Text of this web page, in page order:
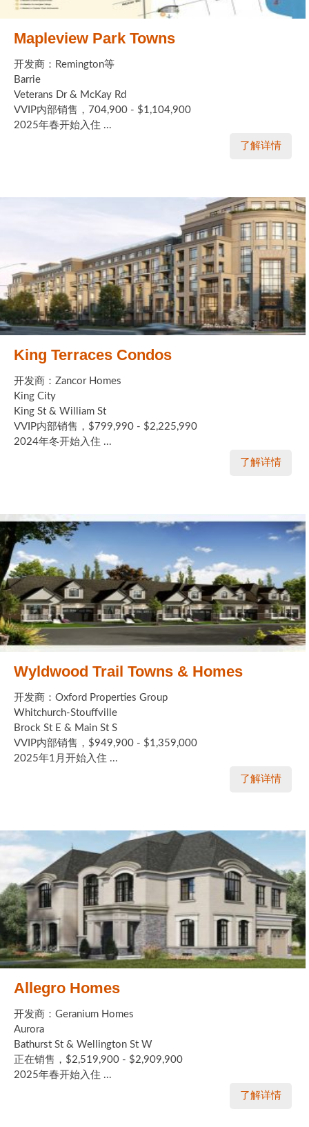
Mapleview Park Towns
开发商：Remington等
Barrie
Veterans Dr & McKay Rd
VVIP内部销售，704,900 - $1,104,900
2025年春开始入住 ...
了解详情
King Terraces Condos
开发商：Zancor Homes
King City
King St & William St
VVIP内部销售，$799,990 - $2,225,990
2024年冬开始入住 ...
了解详情
Wyldwood Trail Towns & Homes
开发商：Oxford Properties Group
Whitchurch-Stouffville
Brock St E & Main St S
VVIP内部销售，$949,900 - $1,359,000
2025年1月开始入住 ...
了解详情
Allegro Homes
开发商：Geranium Homes
Aurora
Bathurst St & Wellington St W
正在销售，$2,519,900 - $2,909,900
2025年春开始入住 ...
了解详情